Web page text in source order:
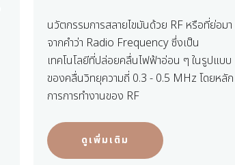
นวัตกรรมการสลายไขมันด้วย RF หรือที่ย่อมา
จากคำว่า Radio Frequency ซึ่งเป็น
เทคโนโลยีที่ปล่อยคลื่นไฟฟ้าอ่อน ๆ ในรูปแบบ
ของคลื่นวิทยุความถี่ 0.3 - 0.5 MHz โดยหลัก
การการทำงานของ RF
ดูเพิ่มเติม